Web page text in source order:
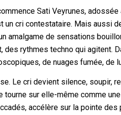
Sati Veyrunes,
un cri contestataire. Mais aussi
amalgame de sensations
des rythmes techno qui agitent.
de nuages fumée, de
Le cri devient silence, soupir,
tourne sur elle-même comme
accélère sur la pointe